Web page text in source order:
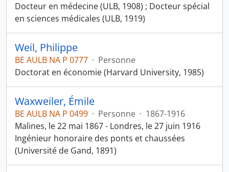
Docteur en médecine (ULB, 1908) ; Docteur spécial
en sciences médicales (ULB, 1919)
Weil, Philippe
BE AULB NA P 0777 · Personne
Doctorat en économie (Harvard University, 1985)
Waxweiler, Émile
BE AULB NA P 0499 · Personne · 1867-1916
Malines, le 22 mai 1867 - Londres, le 27 juin 1916
Ingénieur honoraire des ponts et chaussées
(Université de Gand, 1891)